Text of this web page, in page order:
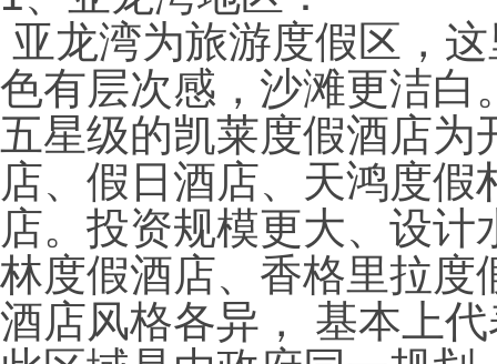
亚龙湾为旅游度假区，
色有层次感，沙滩更洁白
五星级的凯莱度假酒店
店、假日酒店、天鸿度
店。投资规模更大、设
林度假酒店、香格里拉度
酒店风格各异， 基本上